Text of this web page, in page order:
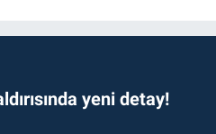
yeni detay!